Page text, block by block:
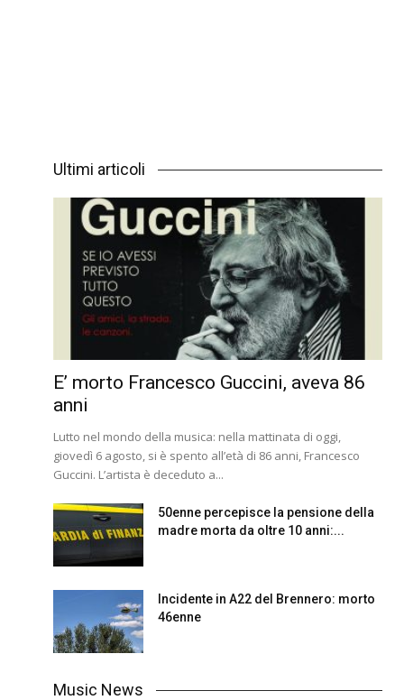
Ultimi articoli
E’ morto Francesco Guccini, aveva 86
anni
Lutto nel mondo della musica: nella mattinata di oggi,
giovedì 6 agosto, si è spento all’età di 86 anni, Francesco
Guccini. L’artista è deceduto a...
50enne percepisce la pensione della
madre morta da oltre 10 anni:...
Incidente in A22 del Brennero: morto
46enne
Music News